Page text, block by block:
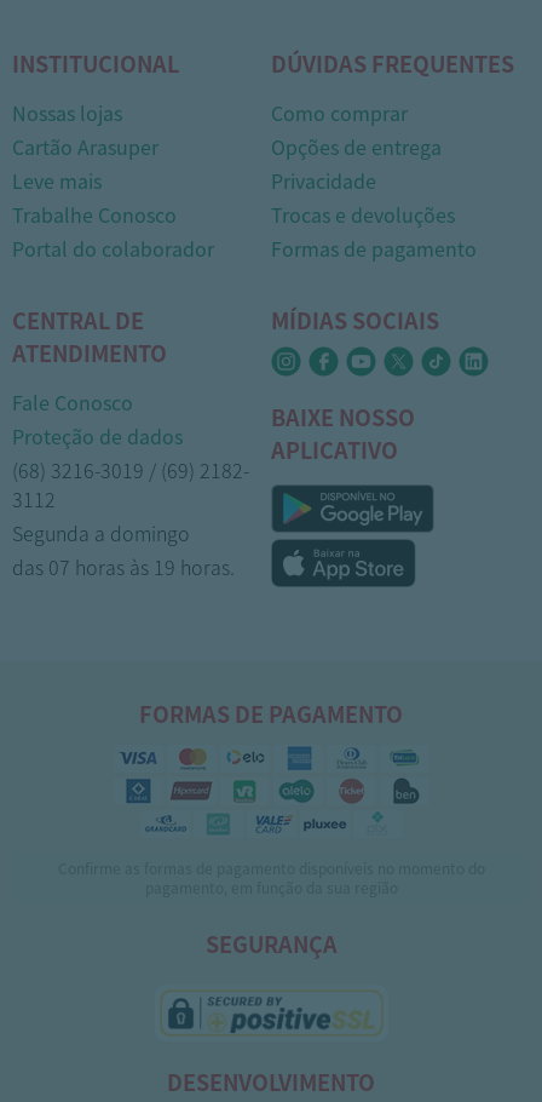
INSTITUCIONAL
Nossas lojas
Cartão Arasuper
Leve mais
Trabalhe Conosco
Portal do colaborador
DÚVIDAS FREQUENTES
Como comprar
Opções de entrega
Privacidade
Trocas e devoluções
Formas de pagamento
CENTRAL DE
ATENDIMENTO
Fale Conosco
Proteção de dados
(68) 3216-3019 / (69) 2182-
3112
Segunda a domingo
das 07 horas às 19 horas.
MÍDIAS SOCIAIS
BAIXE NOSSO
APLICATIVO
FORMAS DE PAGAMENTO
SEGURANÇA
DESENVOLVIMENTO